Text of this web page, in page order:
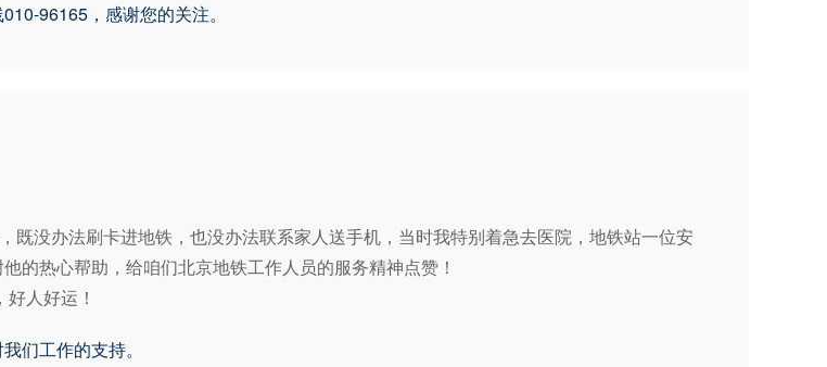
96165，感谢您的关注。
没办法刷卡进地铁，也没办法联系家人送手机，当时我特别着急去医院，地铁站一位安
的热心帮助，给咱们北京地铁工作人员的服务精神点赞！
人好运！
们工作的支持。